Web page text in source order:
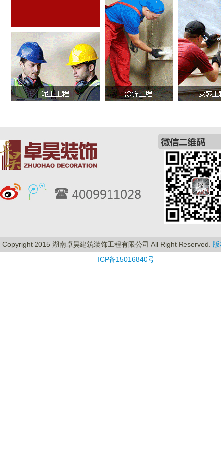
Copyright 2015 湖南卓昊建筑装饰工程有限公司 All Right Reserved.
ICP备15016840号